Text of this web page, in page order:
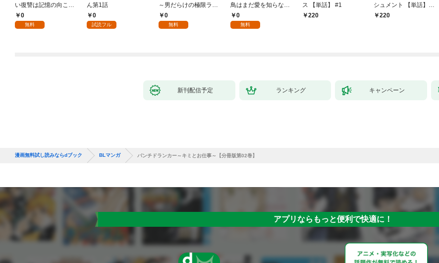
い復讐は記憶の向こう
側～(1)
0
無料
ん第1話
0
試読フル
～男だらけの極限ラブ
～(1)
0
無料
鳥はまだ愛を知らない
【全年齢版】(1)
0
無料
ス 【単話】 #1
220
シュメント 【単話】
第1話
￥220
新刊配信予定 ランキング キャンペーン
漫画無料試し読みならdブック BLマンガ パンチドランカー～キミとお仕事～【分冊版第02巻】
アプリならもっと便利で快適に！